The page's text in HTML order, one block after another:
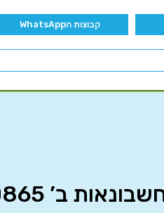
קבוצות הWhatsApp
ב’ 10865